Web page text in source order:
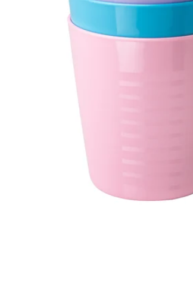
Image zoomed out, normal view